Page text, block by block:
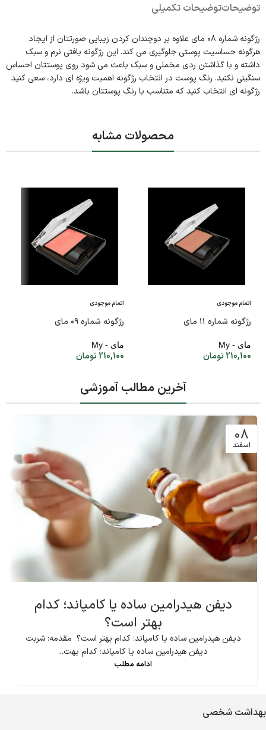
توضیحاتتوضیحات تکمیلی
رژگونه شماره ۰۸ مای علاوه بر دوچندان کردن زیبایی صورتتان از ایجاد
هرگونه حساسیت پوستی جلوگیری می کند. این رژگونه بافتی نرم و سبک
داشته و با گذاشتن ردی مخملی و سبک باعث می شود روی پوستتان احساس
سنگینی نکنید. رنگ پوست در انتخاب رژگونه اهمیت ویژه ای دارد، سعی کنید
رژگونه ای انتخاب کنید که متناسب با رنگ پوستتان باشد.
محصولات مشابه
اتمام موجودی
رژگونه شماره ۱۱ مای
مای - My
210,100تومان
اتمام موجودی
رژگونه شماره ۰۹ مای
مای - My
210,100تومان
آخرین مطالب آموزشی
08
اسفند
دیفن هیدرامین ساده یا کامپاند؛ کدام
بهتر است؟
دیفن هیدرامین ساده یا کامپاند؛ کدام بهتر است؟ مقدمه: شربت
دیفن هیدرامین ساده یا کامپاند؛ کدام بهت...
ادامه مطلب
بهداشت شخصی